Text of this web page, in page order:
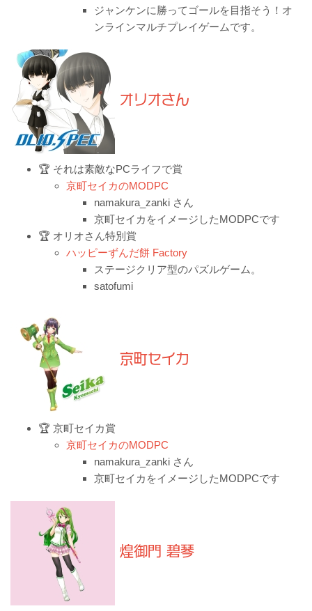
ジャンケンに勝ってゴールを目指そう！オ
ンラインマルチプレイゲームです。
オリオさん
🏆 それは素敵なPCライフで賞
京町セイカのMODPC
namakura_zanki さん
京町セイカをイメージしたMODPCです
🏆 オリオさん特別賞
ハッピーずんだ餅 Factory
ステージクリア型のパズルゲーム。
satofumi
京町セイカ
🏆 京町セイカ賞
京町セイカのMODPC
namakura_zanki さん
京町セイカをイメージしたMODPCです
煌御門 碧琴